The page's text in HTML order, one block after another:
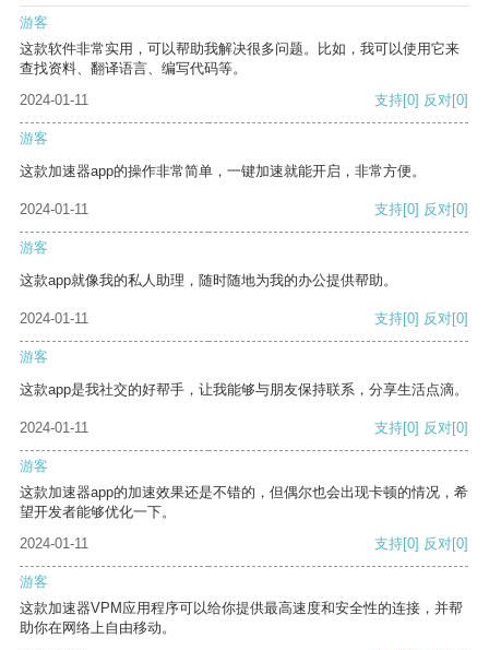
游客
这款软件非常实用，可以帮助我解决很多问题。比如，我可以使用它来
查找资料、翻译语言、编写代码等。
2024-01-11
支持[0] 反对[0]
游客
这款加速器app的操作非常简单，一键加速就能开启，非常方便。
2024-01-11 支持[0] 反对[0]
游客
这款app就像我的私人助理，随时随地为我的办公提供帮助。
2024-01-11 支持[0] 反对[0]
游客
这款app是我社交的好帮手，让我能够与朋友保持联系，分享生活点滴。
2024-01-11 支持[0] 反对[0]
游客
这款加速器app的加速效果还是不错的，但偶尔也会出现卡顿的情况，希
望开发者能够优化一下。
2024-01-11
支持[0] 反对[0]
游客
这款加速器VPM应用程序可以给你提供最高速度和安全性的连接，并帮
助你在网络上自由移动。